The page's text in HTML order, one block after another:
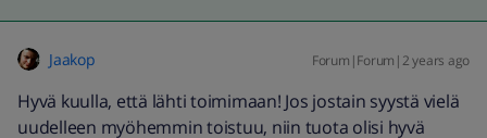
Jaakop Forum|Forum|2 years ago
Hyvä kuulla, että lähti toimimaan! Jos jostain syystä vielä
uudelleen myöhemmin toistuu, niin tuota olisi hyvä